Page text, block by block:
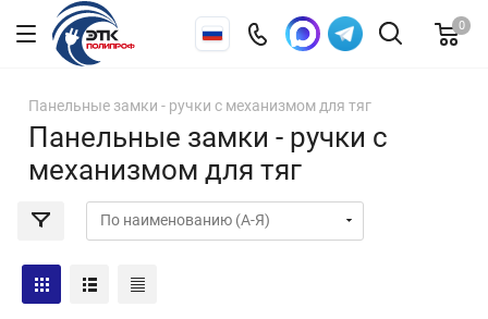
0
Панельные замки - ручки с механизмом для тяг
Панельные замки - ручки с
механизмом для тяг